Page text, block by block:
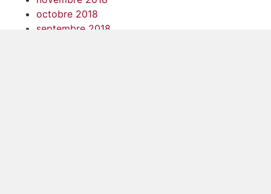
octobre 2018
septembre 2018